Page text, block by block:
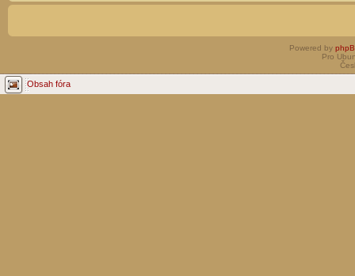
Powered by
Pro
Obsah fóra